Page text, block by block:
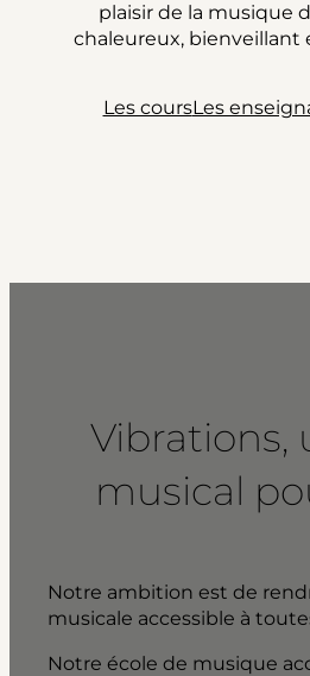
plaisir de la musique
chaleureux, bienveillant
Les coursLes
Vibrations,
musical
Notre ambition est de
musicale accessible à
Notre école de musique